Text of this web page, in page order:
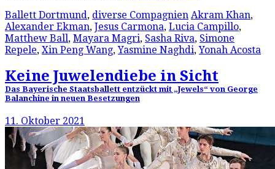
Ballett Dortmund, diverse Compagnien Akram Khan,
Alexander Ekman, Jesus Carmona, Lucia Campillo,
Matthew Ball, Mayara Magri, Sasha Riva, Simone
Repele, Xin Peng Wang,Yasmine Naghdi,Yonah Acosta
Keine Juwelendiebe in Sicht
Das Bayerische Staatsballett entzückt mit „Jewels“ von George
Balanchine in neuen Besetzungen
11. Oktober 2021